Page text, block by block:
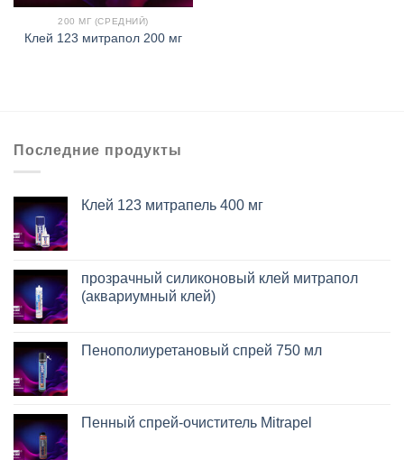
200 МГ (СРЕДНИЙ)
Клей 123 митрапол 200 мг
Последние продукты
Клей 123 митрапель 400 мг
прозрачный силиконовый клей митрапол
(аквариумный клей)
Пенополиуретановый спрей 750 мл
Пенный спрей-очиститель Mitrapel